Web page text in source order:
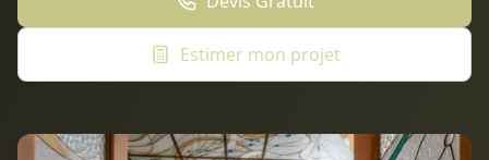
Estimer mon projet